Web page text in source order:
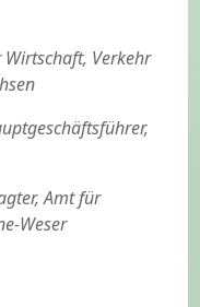
Verkehr
Amt für
Weser